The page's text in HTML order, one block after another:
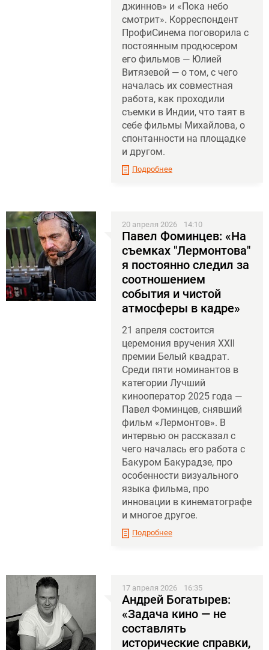
джиннов» и «Пока небо
смотрит». Корреспондент
ПрофиСинема поговорила с
постоянным продюсером
его фильмов — Юлией
Витязевой — о том, с чего
началась их совместная
работа, как проходили
съемки в Индии, что таят в
себе фильмы Михайлова, о
спонтанности на площадке
и другом.
Подробнее
20 апреля 2026 14:10
Павел Фоминцев: «На
съемках "Лермонтова"
я постоянно следил за
соотношением
события и чистой
атмосферы в кадре»
21 апреля состоится
церемония вручения XXII
премии Белый квадрат.
Среди пяти номинантов в
категории Лучший
кинооператор 2025 года —
Павел Фоминцев, снявший
фильм «Лермонтов». В
интервью он рассказал с
чего началась его работа с
Бакуром Бакурадзе, про
особенности визуального
языка фильма, про
инновации в кинематографе
и многое другое.
Подробнее
17 апреля 2026 16:35
Андрей Богатырев:
«Задача кино — не
составлять
исторические справки,